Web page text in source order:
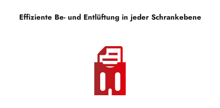
Effiziente Be- und Entlüftung in jeder Schrankebene